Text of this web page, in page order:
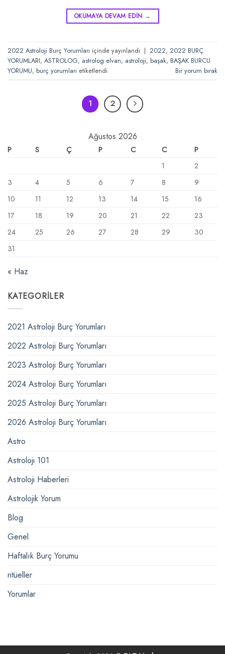
OKUMAYA DEVAM EDIN →
2022 Astroloji Burç Yorumları içinde yayınlandı | 2022, 2022 BURÇ
YORUMLARI, ASTROLOG, astrolog elvan, astroloji, başak, BAŞAK BURCU
YORUMU, burç yorumları etiketlendi Bir yorum bırak
1 2
Ağustos 2026
P S Ç P C C
P
1
2
3
4 5 6 7 8
9
10
11 12 13 14 15
16
17
18 19 20 21 22
23
24
25 26 27 28 29
30
31
« Haz
KATEGORILER
2021 Astroloji Burç Yorumları
2022 Astroloji Burç Yorumları
2023 Astroloji Burç Yorumları
2024 Astroloji Burç Yorumları
2025 Astroloji Burç Yorumları
2026 Astroloji Burç Yorumları
Astro
Astroloji 101
Astroloji Haberleri
Astrolojik Yorum
Blog
Genel
Haftalık Burç Yorumu
ritüeller
Yorumlar